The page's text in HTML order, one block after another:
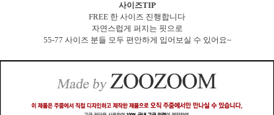
사이즈TIP
FREE 한 사이즈 진행합니다
자연스럽게 퍼지는 핏으로
55-77 사이즈 분들 모두 편안하게 입어보실 수 있어요~